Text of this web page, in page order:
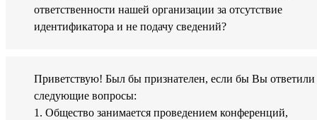
ответственности нашей организации за отсутствие
идентификатора и не подачу сведений?
Приветствую! Был бы признателен, если бы Вы ответили
следующие вопросы:
1. Общество занимается проведением конференций,